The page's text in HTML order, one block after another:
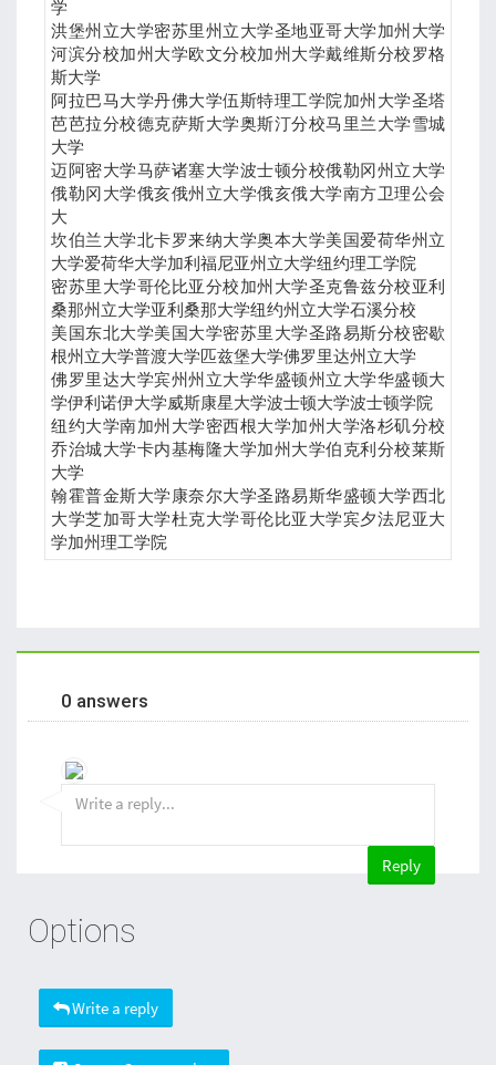
学
洪堡州立大学密苏里州立大学圣地亚哥大学加州大学
河滨分校加州大学欧文分校加州大学戴维斯分校罗格
斯大学
阿拉巴马大学丹佛大学伍斯特理工学院加州大学圣塔
芭芭拉分校德克萨斯大学奥斯汀分校马里兰大学雪城
大学
迈阿密大学马萨诸塞大学波士顿分校俄勒冈州立大学
俄勒冈大学俄亥俄州立大学俄亥俄大学南方卫理公会
大
坎伯兰大学北卡罗来纳大学奥本大学美国爱荷华州立
大学爱荷华大学加利福尼亚州立大学纽约理工学院
密苏里大学哥伦比亚分校加州大学圣克鲁兹分校亚利
桑那州立大学亚利桑那大学纽约州立大学石溪分校
美国东北大学美国大学密苏里大学圣路易斯分校密歇
根州立大学普渡大学匹兹堡大学佛罗里达州立大学
佛罗里达大学宾州州立大学华盛顿州立大学华盛顿大
学伊利诺伊大学威斯康星大学波士顿大学波士顿学院
纽约大学南加州大学密西根大学加州大学洛杉矶分校
乔治城大学卡内基梅隆大学加州大学伯克利分校莱斯
大学
翰霍普金斯大学康奈尔大学圣路易斯华盛顿大学西北
大学芝加哥大学杜克大学哥伦比亚大学宾夕法尼亚大
学加州理工学院
0 answers
Options
Write a reply